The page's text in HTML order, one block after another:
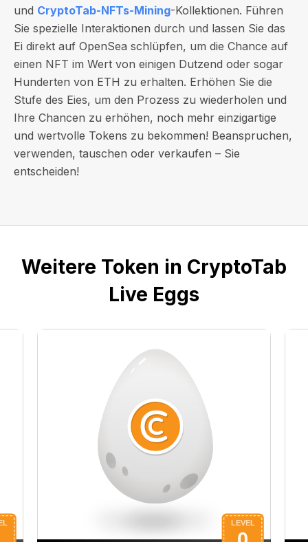
und CryptoTab-NFTs-Mining-Kollektionen. Führen
Sie spezielle Interaktionen durch und lassen Sie das
Ei direkt auf OpenSea schlüpfen, um die Chance auf
einen NFT im Wert von einigen Dutzend oder sogar
Hunderten von ETH zu erhalten. Erhöhen Sie die
Stufe des Eies, um den Prozess zu wiederholen und
Ihre Chancen zu erhöhen, noch mehr einzigartige
und wertvolle Tokens zu bekommen! Beanspruchen,
verwenden, tauschen oder verkaufen – Sie
entscheiden!
Weitere Token in CryptoTab
Live Eggs